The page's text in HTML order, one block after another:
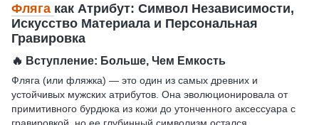
Фляга как Атрибут: Символ Независимости,
Искусство Материала и Персональная
Гравировка
🔥 Вступление: Больше, Чем Емкость
Фляга (или фляжка) — это один из самых древних и
устойчивых мужских атрибутов. Она эволюционировала от
примитивного бурдюка из кожи до утонченного аксессуара с